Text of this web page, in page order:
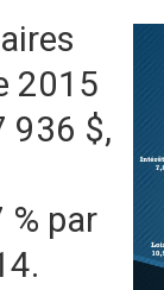
2015
936 $,
par